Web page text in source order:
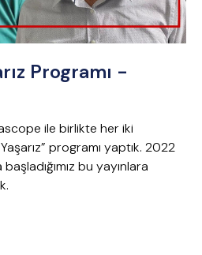
Programı -
ile birlikte her iki
programı yaptık. 2022
bu yayınlara